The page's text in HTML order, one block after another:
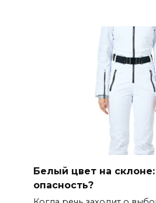
Белый цвет на
опасность?